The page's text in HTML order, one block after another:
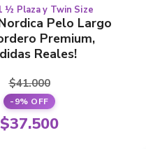
½ Plaza y Twin Size
Pelo Largo
Premium,
Reales!
$41.000
-9% OFF
El
$37.500
Este
producto
tiene
varias
Las
opciones
se